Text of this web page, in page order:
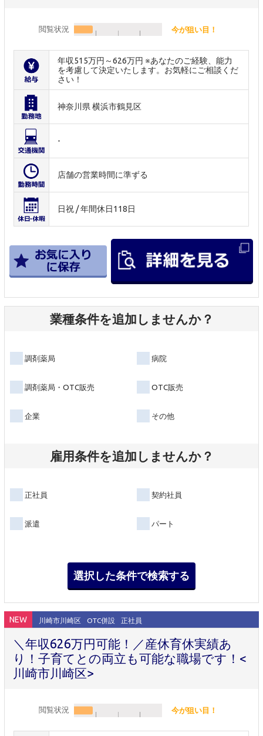
閲覧状況 今が狙い目！
年収515万円～626万円 ※あなたのご経験、能力
を考慮して決定いたします。お気軽にご相談くだ
さい！
神奈川県 横浜市鶴見区
-
店舗の営業時間に準ずる
日祝 / 年間休日118日
業種条件を追加しませんか？
調剤薬局 病院
調剤薬局・OTC販売 OTC販売
企業 その他
雇用条件を追加しませんか？
正社員 契約社員
派遣 パート
NEW 川崎市川崎区 OTC併設 正社員
＼年収626万円可能！／産休育休実績あ
り！子育てとの両立も可能な職場です！<
川崎市川崎区>
閲覧状況 今が狙い目！